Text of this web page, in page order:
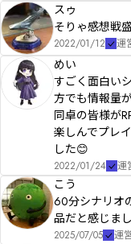
スゥ
そりゃ感想戦
2022/01/12 運
めい
すごく面白い
方でも情報量
同卓の皆様が
楽しんでプレ
した😊
2022/01/24 運
こう
60分シナリオ
品だと感じま
2025/07/05 運